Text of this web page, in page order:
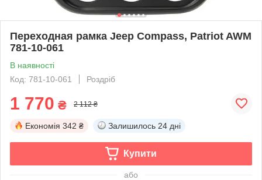
Переходная рамка Jeep Compass, Patriot AWM
781-10-061
В наявності
Код: 781-10-061
Роздріб
1 770 ₴ 2 112 ₴
Економія 342 ₴ Залишилось 24 дні
Купити
або